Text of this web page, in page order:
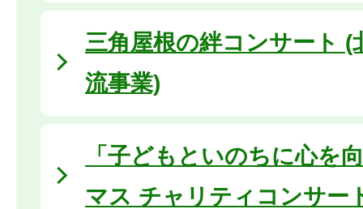
三角屋根の絆コンサート (
流事業)
「子どもといのちに心を
マス チャリティコンサー